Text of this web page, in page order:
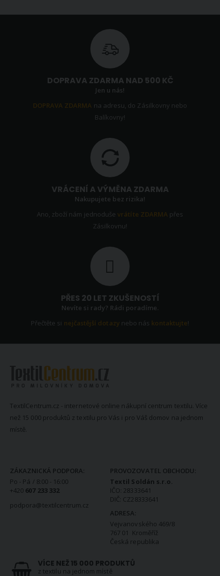
DOPRAVA ZDARMA NAD 500 KČ
Jen u nás!
DOPRAVA ZDARMA na adresu, do Zásilkovny nebo
Balíkovny!
VRÁCENÍ A VÝMĚNA ZDARMA
Nakupujete bez rizika!
Ano, zboží nám jednoduševrátíte ZDARMA přes
Zásilkovnu!
PŘES 20 LET ZKUŠENOSTÍ
Nevíte si rady? Rádi poradíme.
Přečtěte si nejčastější dotazy nebo nás kontaktujte!
TextilCentrum.cz - internetové online nákupní centrum textilu. Více
než 15 000 produktů z textilu pro Vás i pro Váš domov na jednom
místě.
ZÁKAZNICKÁ PODPORA:
Po - Pá / 8:00 - 16:00
+420 607 233 332
podpora@textilcentrum.cz
PROVOZOVATEL OBCHODU:
Textil Soldán s.r.o.
IČO: 28333641
DIČ: CZ28333641
ADRESA:
Vejvanovského 469/8
767 01 Kroměříž
Česká republika
VÍCE NEŽ 15 000 PRODUKTŮ
z textilu na jednom místě